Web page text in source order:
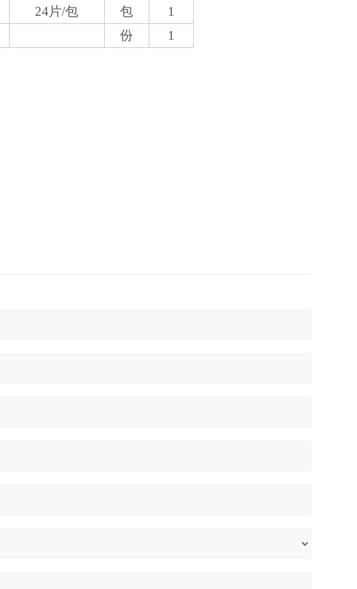
24片/包 包
1
份 1